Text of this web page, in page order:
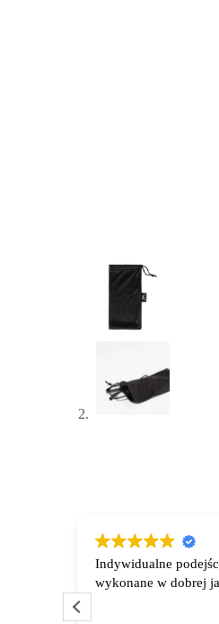
Indywidualne
wykonane w dobrej